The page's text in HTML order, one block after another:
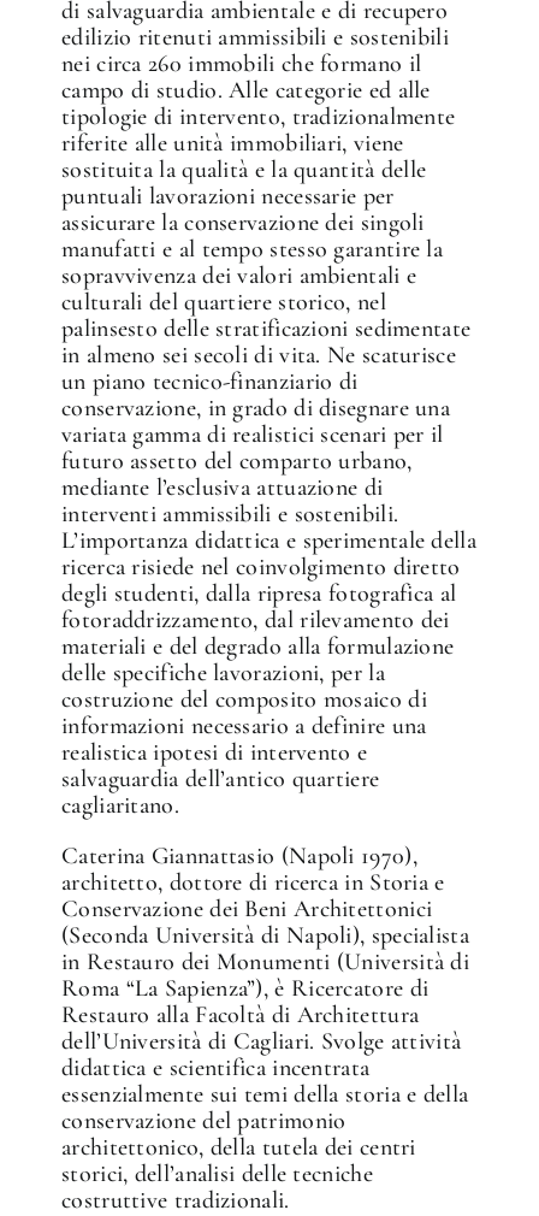
di salvaguardia ambientale e di recupero
edilizio ritenuti ammissibili e sostenibili
nei circa 260 immobili che formano il
campo di studio. Alle categorie ed alle
tipologie di intervento, tradizionalmente
riferite alle unità immobiliari, viene
sostituita la qualità e la quantità delle
puntuali lavorazioni necessarie per
assicurare la conservazione dei singoli
manufatti e al tempo stesso garantire la
sopravvivenza dei valori ambientali e
culturali del quartiere storico, nel
palinsesto delle stratificazioni sedimentate
in almeno sei secoli di vita. Ne scaturisce
un piano tecnico-finanziario di
conservazione, in grado di disegnare una
variata gamma di realistici scenari per il
futuro assetto del comparto urbano,
mediante l’esclusiva attuazione di
interventi ammissibili e sostenibili.
L’importanza didattica e sperimentale della
ricerca risiede nel coinvolgimento diretto
degli studenti, dalla ripresa fotografica al
fotoraddrizzamento, dal rilevamento dei
materiali e del degrado alla formulazione
delle specifiche lavorazioni, per la
costruzione del composito mosaico di
informazioni necessario a definire una
realistica ipotesi di intervento e
salvaguardia dell’antico quartiere
cagliaritano.
Caterina Giannattasio (Napoli 1970),
architetto, dottore di ricerca in Storia e
Conservazione dei Beni Architettonici
(Seconda Università di Napoli), specialista
in Restauro dei Monumenti (Università di
Roma “La Sapienza”), è Ricercatore di
Restauro alla Facoltà di Architettura
dell’Università di Cagliari. Svolge attività
didattica e scientifica incentrata
essenzialmente sui temi della storia e della
conservazione del patrimonio
architettonico, della tutela dei centri
storici, dell’analisi delle tecniche
costruttive tradizionali.